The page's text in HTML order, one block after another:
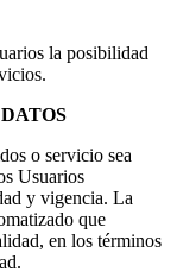
la posibilidad
o servicio sea
Usuarios
y vigencia. La
que
en los términos